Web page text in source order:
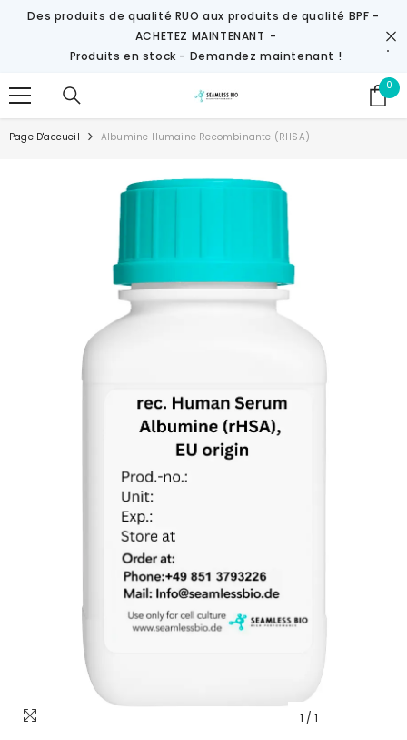
IGNORER ET PASSER AU CONTENU
Des produits de qualité RUO aux produits de qualité BPF -
ACHETEZ MAINTENANT -
Produits en stock - Demandez maintenant !
0 0
Page D'accueil Albumine Humaine Recombinante (rHSA)
1 / 1